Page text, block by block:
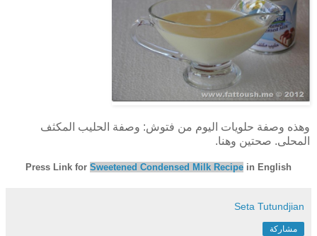
وهذه وصفة حلويات اليوم من فتوش: وصفة الحليب المكثف
المحلى. صحتين وهنا.
Press Link for Sweetened Condensed Milk Recipe in English
Seta Tutundjian
مشاركة